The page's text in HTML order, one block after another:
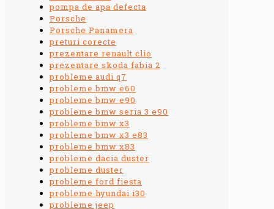
pompa de apa defecta
Porsche
Porsche Panamera
preturi corecte
prezentare renault clio
prezentare skoda fabia 2
probleme audi q7
probleme bmw e60
probleme bmw e90
probleme bmw seria 3 e90
probleme bmw x3
probleme bmw x3 e83
probleme bmw x83
probleme dacia duster
probleme duster
probleme ford fiesta
probleme hyundai i30
probleme jeep